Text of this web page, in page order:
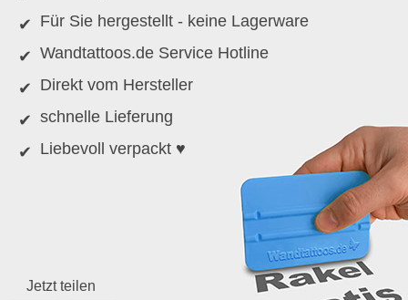
Für Sie hergestellt - keine Lagerware
Wandtattoos.de Service Hotline
Direkt vom Hersteller
schnelle Lieferung
Liebevoll verpackt ♥
Jetzt teilen